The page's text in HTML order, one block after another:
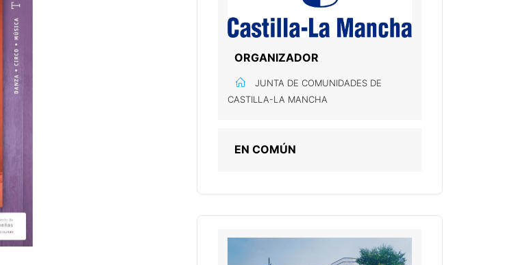
ORGANIZADOR
JUNTA DE COMUNIDADES DE
CASTILLA-LA MANCHA
EN COMÚN